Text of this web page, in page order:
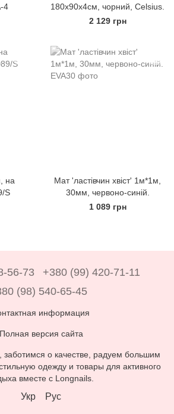
4
180х90х4см, чорний, Celsius.
2 129 грн
на
S
Мат 'ластівчин хвіст' 1м*1м,
30мм, червоно-синій.
1 089 грн
56-73
+380 (99) 420-71-11
(98) 540-65-45
информация
Полная версия сайта
заботимся о качестве, радуем большим
одежду и товары для активного
вместе с Longnails.
Укр Рус